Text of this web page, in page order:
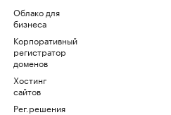
Облако для
бизнеса
Корпоративный
регистратор
доменов
Хостинг
сайтов
Рег.решения